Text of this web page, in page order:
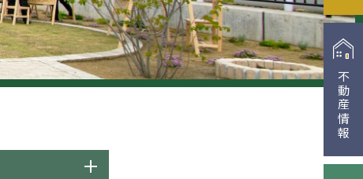
不動産情報